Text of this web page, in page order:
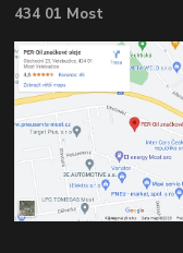
434 01 Most